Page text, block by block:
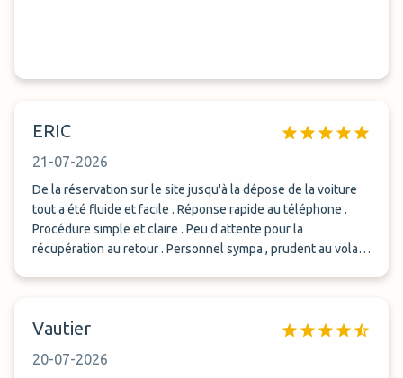
ERIC
21-07-2026
De la réservation sur le site jusqu'à la dépose de la voiture
tout a été fluide et facile . Réponse rapide au téléphone .
Procédure simple et claire . Peu d'attente pour la
récupération au retour . Personnel sympa , prudent au volant
Vautier
20-07-2026